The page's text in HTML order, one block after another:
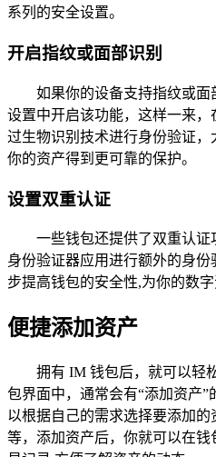
系列的安全设置。
开启指纹或面部识别
如果你的设备支持指纹或
设置中开启该功能，这样一来
过生物识别技术进行身份验证
你的资产得到更可靠的保护。
设置双重认证
一些钱包还提供了双重认
身份验证器应用进行额外的身
步提高钱包的安全性,为你的数
便捷添加资产
拥有 IM 钱包后，就可以轻
包界面中，通常会有“添加资产
以根据自己的需求选择要添加
等，添加资产后，你就可以在